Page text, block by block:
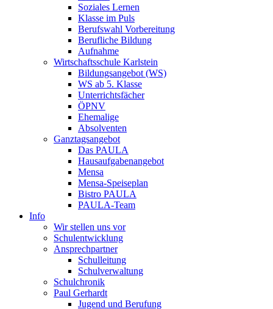
Soziales Lernen
Klasse im Puls
Berufswahl Vorbereitung
Berufliche Bildung
Aufnahme
Wirtschaftsschule Karlstein
Bildungsangebot (WS)
WS ab 5. Klasse
Unterrichtsfächer
ÖPNV
Ehemalige
Absolventen
Ganztagsangebot
Das PAULA
Hausaufgabenangebot
Mensa
Mensa-Speiseplan
Bistro PAULA
PAULA-Team
Info
Wir stellen uns vor
Schulentwicklung
Ansprechpartner
Schulleitung
Schulverwaltung
Schulchronik
Paul Gerhardt
Jugend und Berufung